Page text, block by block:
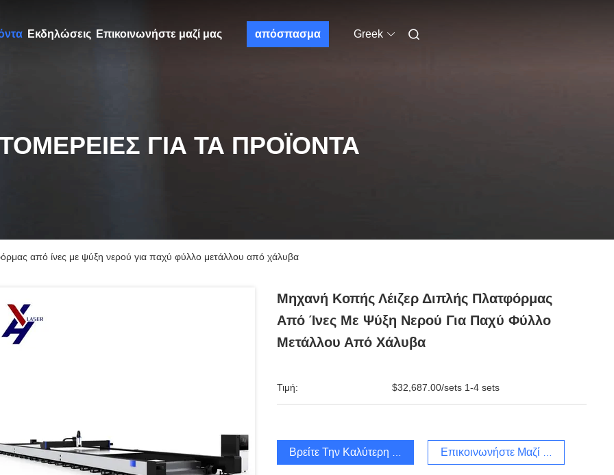
Εκδηλώσεις Επικοινωνήστε μαζί μας απόσπασμα Greek
ΓΙΑ ΤΑ ΠΡΟΪΌΝΤΑ
από ίνες με ψύξη νερού για παχύ φύλλο μετάλλου από χάλυβα
Μηχανή Κοπής Λέιζερ Διπλής Πλατφόρμας
Από Ίνες Με Ψύξη Νερού Για Παχύ Φύλλο
Μετάλλου Από Χάλυβα
Τιμή: $32,687.00/sets 1-4 sets
Βρείτε Την Καλύτερη Τιμή Επικοινωνήστε Μαζί Μας